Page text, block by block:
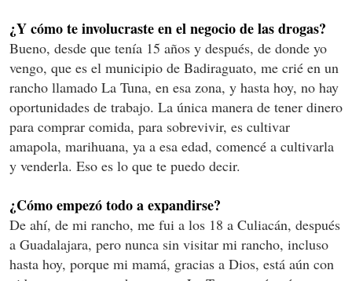
¿Y cómo te involucraste en el negocio de las drogas?
Bueno, desde que tenía 15 años y después, de donde yo
vengo, que es el municipio de Badiraguato, me crié en un
rancho llamado La Tuna, en esa zona, y hasta hoy, no hay
oportunidades de trabajo. La única manera de tener dinero
para comprar comida, para sobrevivir, es cultivar
amapola, marihuana, ya a esa edad, comencé a cultivarla
y venderla. Eso es lo que te puedo decir.
¿Cómo empezó todo a expandirse?
De ahí, de mi rancho, me fui a los 18 a Culiacán, después
a Guadalajara, pero nunca sin visitar mi rancho, incluso
hasta hoy, porque mi mamá, gracias a Dios, está aún con